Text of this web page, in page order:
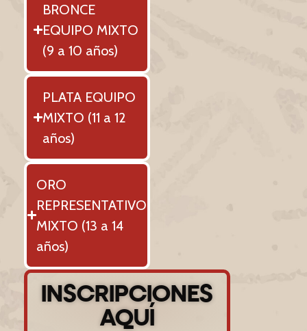
BRONCE
EQUIPO MIXTO
(9 a 10 años)
PLATA EQUIPO
MIXTO (11 a 12
años)
ORO
REPRESENTATIVO
MIXTO (13 a 14
años)
INSCRIPCIONES
AQUÍ